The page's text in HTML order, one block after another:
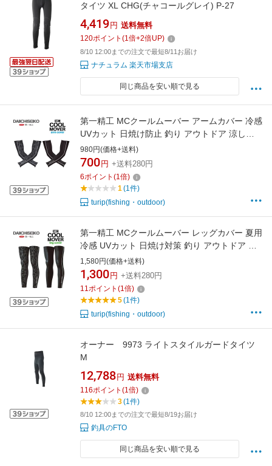
タイツ XL CHG(チャコールグレイ) P-27
4,419 円 送料無料
120ポイント (1倍+2倍UP)
8/10 12:00までの注文で最短8/11お届け
ナチュラム 楽天市場支店
同じ商品を安い順で見る
第一精工 MCクールムーバー アームカバー 冷感
UVカット 日焼け防止 釣り アウトドア 涼しい
吸汗速乾 メンズ レディース 夏用 アームガード
980円(価格+送料)
700 円 +送料280円
6ポイント (1倍)
1(1件)
turip(fishing・outdoor)
第一精工 MCクールムーバー レッグカバー 夏用
冷感 UVカット 日焼け対策 釣り アウトドア 涼
しい 伸縮 吸汗速乾 メンズ レディース サポート
レッグウェア
1,580円(価格+送料)
1,300 円 +送料280円
11ポイント (1倍)
5(1件)
turip(fishing・outdoor)
オーナー 9973 ライトスタイルガードタイツ
M
12,788 円 送料無料
116ポイント (1倍)
3(1件)
8/10 12:00までの注文で最短8/19お届け
釣具のFTO
同じ商品を安い順で見る